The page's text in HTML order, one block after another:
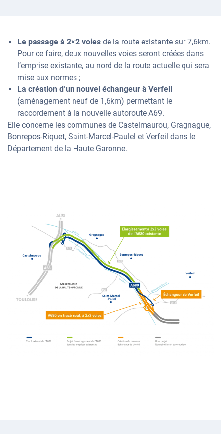
Le passage à 2×2 voies de la route existante sur 7,6km.
Pour ce faire, deux nouvelles voies seront créées dans
l’emprise existante, au nord de la route actuelle qui sera
mise aux normes ;
La création d’un nouvel échangeur à Verfeil
(aménagement neuf de 1,6km) permettant le
raccordement à la nouvelle autoroute A69.
Elle concerne les communes de Castelmaurou, Gragnague,
Bonrepos-Riquet, Saint-Marcel-Paulel et Verfeil dans le
Département de la Haute Garonne.